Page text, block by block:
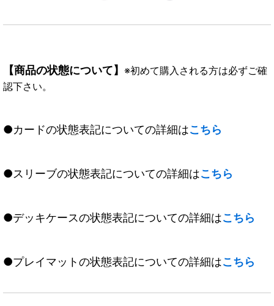
【商品の状態について】 ※初めて購入される方は必ずご確
認下さい。
●カードの状態表記についての詳細はこちら
●スリーブの状態表記についての詳細はこちら
●デッキケースの状態表記についての詳細はこちら
●プレイマットの状態表記についての詳細はこちら